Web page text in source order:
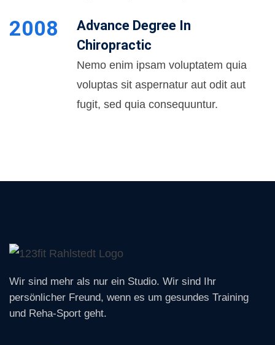
2008
Advance Degree In
Chiropractic
Nemo enim ipsam voluptatem quia
voluptas sit aspernatur aut odit aut
fugit, sed quia consequuntur.
Wir sind mehr als nur ein Studio. Wir sind Ihr
persönlicher Freund, wenn es um gesundes Training
und Reha-Sport geht.